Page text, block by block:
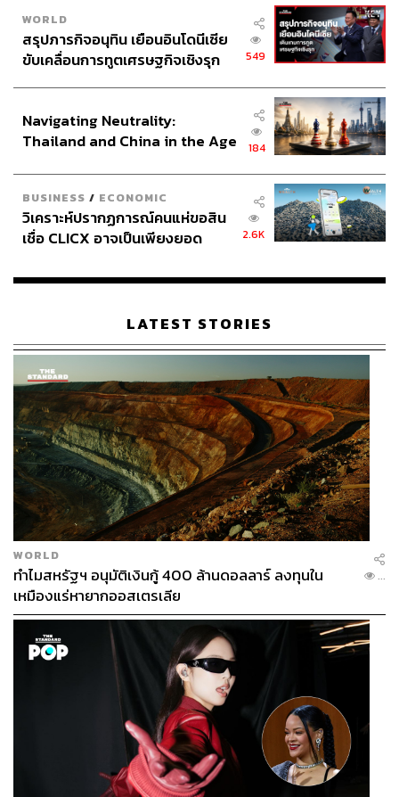
WORLD
สรุปภารกิจอนุทิน เยือนอินโดนีเซีย
ขับเคลื่อนการทูตเศรษฐกิจเชิงรุก
549
Navigating Neutrality:
Thailand and China in the Age
184
BUSINESS / ECONOMIC
วิเคราะห์ปรากฏการณ์คนแห่ขอสิน
เชื่อ CLICX อาจเป็นเพียงยอด
เรือนไทยที่ถูกซุกไว้
2.6K
LATEST STORIES
WORLD
ทำไมสหรัฐฯ อนุมัติเงินกู้ 400 ล้านดอลลาร์ ลงทุนใน
เหมืองแร่หายากออสเตรเลีย
...